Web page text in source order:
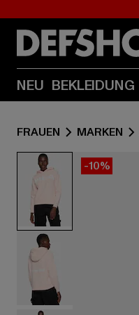
NEU BEKLEIDUNG
FRAUEN MARKEN
-10%